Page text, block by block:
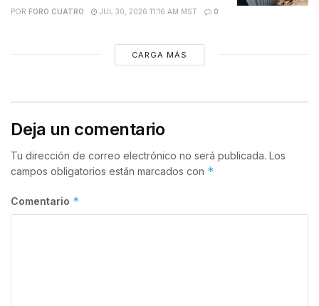
POR FORO CUATRO JUL 30, 2026 11:16 AM MST 0
CARGA MÁS
Deja un comentario
Tu dirección de correo electrónico no será publicada. Los
campos obligatorios están marcados con *
Comentario *